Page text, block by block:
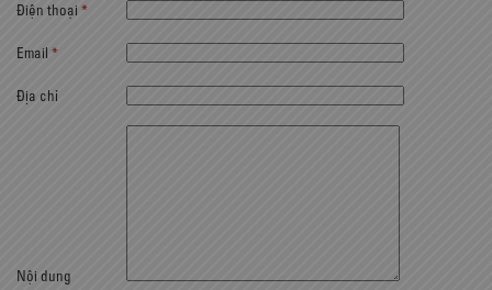
Điện thoại *
Email *
Địa chỉ
Nội dung